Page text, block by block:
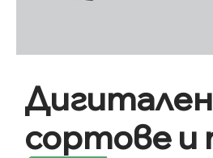
сортове и